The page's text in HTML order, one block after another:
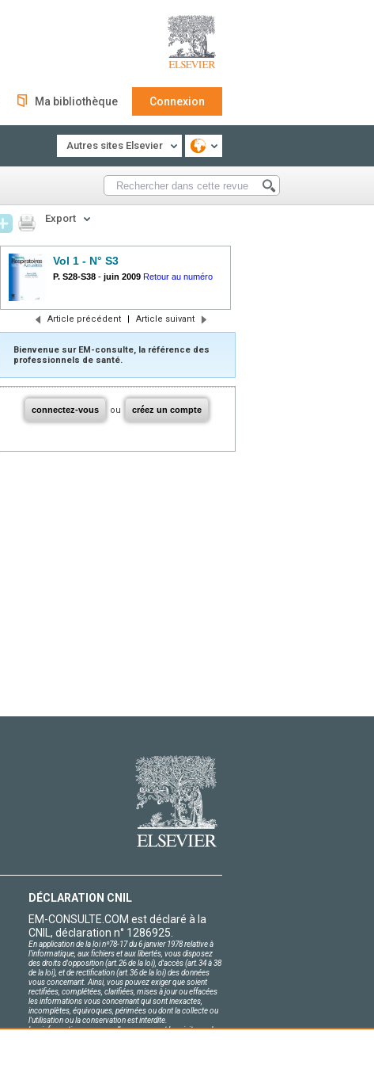
Ma bibliothèque Connexion
Autres sites Elsevier
Export
Vol 1 - N° S3
P. S28-S38 - juin 2009 Retour au numéro
Article précédent | Article suivant
Bienvenue sur EM-consulte, la référence des
professionnels de santé.
connectez-vous ou créez un compte
DÉCLARATION CNIL
EM-CONSULTE.COM est déclaré à la
CNIL, déclaration n° 1286925.
En application de la loi nº78-17 du 6 janvier 1978 relative à
l'informatique, aux fichiers et aux libertés, vous disposez
des droits d'opposition (art.26 de la loi), d'accès (art.34 à 38
de la loi), et de rectification (art.36 de la loi) des données
vous concernant. Ainsi, vous pouvez exiger que soient
rectifiées, complétées, clarifiées, mises à jour ou effacées
les informations vous concernant qui sont inexactes,
incomplètes, équivoques, périmées ou dont la collecte ou
l'utilisation ou la conservation est interdite.
Les informations personnelles concernant les visiteurs de